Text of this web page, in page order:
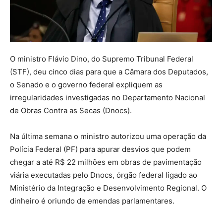
O ministro Flávio Dino, do Supremo Tribunal Federal
(STF), deu cinco dias para que a Câmara dos Deputados,
o Senado e o governo federal expliquem as
irregularidades investigadas no Departamento Nacional
de Obras Contra as Secas (Dnocs).
Na última semana o ministro autorizou uma operação da
Polícia Federal (PF) para apurar desvios que podem
chegar a até R$ 22 milhões em obras de pavimentação
viária executadas pelo Dnocs, órgão federal ligado ao
Ministério da Integração e Desenvolvimento Regional. O
dinheiro é oriundo de emendas parlamentares.